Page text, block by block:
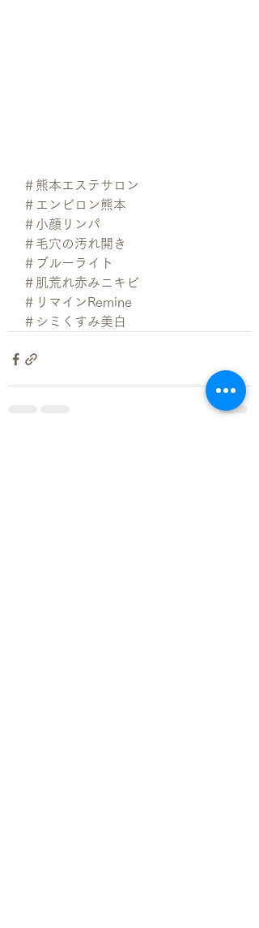
＃熊本エステサロン
＃エンビロン熊本
＃小顔リンパ
＃毛穴の汚れ開き
＃ブルーライト
＃肌荒れ赤みニキビ
＃リマインRemine
＃シミくすみ美白